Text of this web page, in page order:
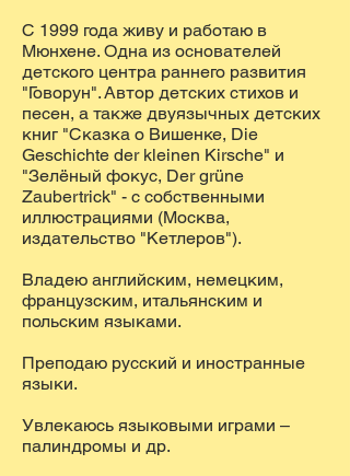
С 1999 года живу и работаю в
Мюнхене. Одна из основателей
детского центра раннего развития
"Говорун". Автор детских стихов и
песен, а также двуязычных детских
книг "Сказка о Вишенке, Die
Geschichte der kleinen Kirsche" и
"Зелёный фокус, Der grüne
Zaubertrick" - с собственными
иллюстрациями (Москва,
издательство "Кетлеров").
Владею английским, немецким,
французским, итальянским и
польским языками.
Преподаю русский и иностранные
языки.
Увлекаюсь языковыми играми –
палиндромы и др.